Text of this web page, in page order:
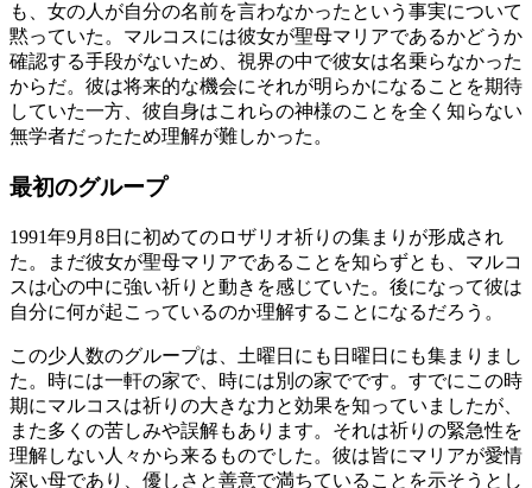
も、女の人が自分の名前を言わなかったという事実について
黙っていた。マルコスには彼女が聖母マリアであるかどうか
確認する手段がないため、視界の中で彼女は名乗らなかった
からだ。彼は将来的な機会にそれが明らかになることを期待
していた一方、彼自身はこれらの神様のことを全く知らない
無学者だったため理解が難しかった。
最初のグループ
1991年9月8日に初めてのロザリオ祈りの集まりが形成され
た。まだ彼女が聖母マリアであることを知らずとも、マルコ
スは心の中に強い祈りと動きを感じていた。後になって彼は
自分に何が起こっているのか理解することになるだろう。
この少人数のグループは、土曜日にも日曜日にも集まりまし
た。時には一軒の家で、時には別の家でです。すでにこの時
期にマルコスは祈りの大きな力と効果を知っていましたが、
また多くの苦しみや誤解もあります。それは祈りの緊急性を
理解しない人々から来るものでした。彼は皆にマリアが愛情
深い母であり、優しさと善意で満ちていることを示そうとし